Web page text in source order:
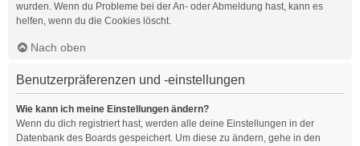
wurden. Wenn du Probleme bei der An- oder Abmeldung hast, kann es
helfen, wenn du die Cookies löscht.
Nach oben
Benutzerpräferenzen und -einstellungen
Wie kann ich meine Einstellungen ändern?
Wenn du dich registriert hast, werden alle deine Einstellungen in der
Datenbank des Boards gespeichert. Um diese zu ändern, gehe in den